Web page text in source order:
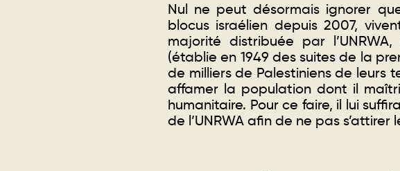
Nul ne peut désormais ignorer
blocus israélien depuis 2007,
majorité distribuée par
(établie en 1949 des suites de la
de milliers de Palestiniens de leurs
affamer la population dont il
humanitaire. Pour ce faire, il lui
de l’UNRWA afin de ne pas s’attirer